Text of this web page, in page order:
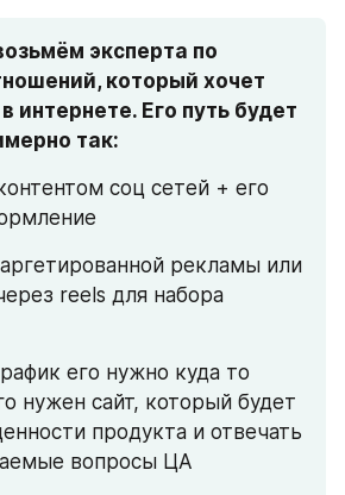
эксперта по
который хочет
интернете. Его путь будет
так:
соц сетей + его
рекламы или
reels для набора
его нужно куда то
нужен сайт, который будет
продукта и отвечать
вопросы ЦА